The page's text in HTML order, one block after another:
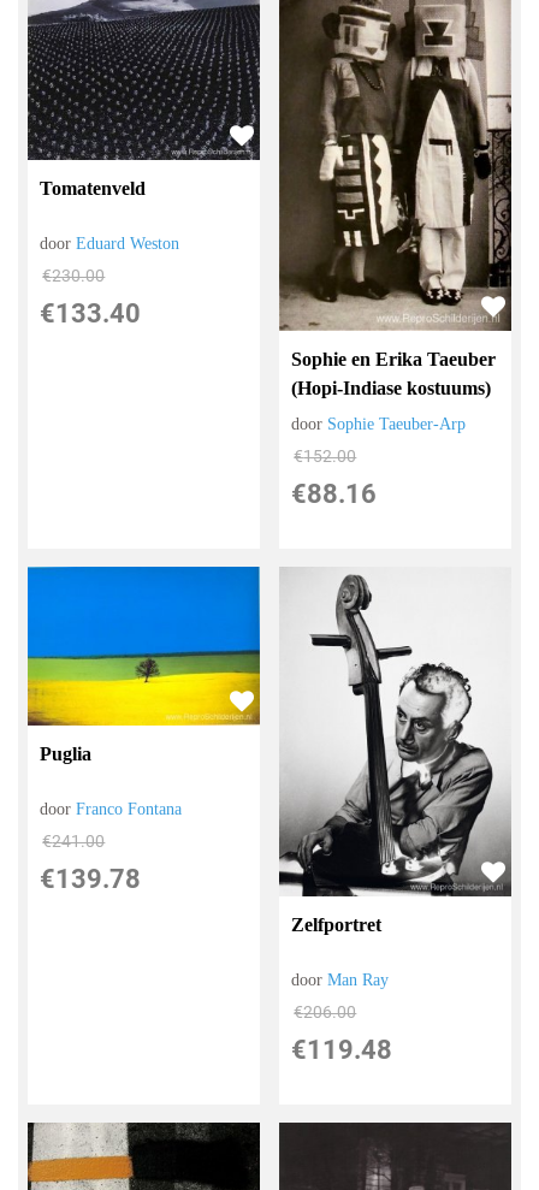
Tomatenveld
doorEduard Weston
€230.00
€133.40
Sophie en Erika Taeuber
(Hopi-Indiase kostuums)
door Sophie Taeuber-Arp
€152.00
€88.16
Puglia
doorFranco Fontana
€241.00
€139.78
Zelfportret
doorMan Ray
€206.00
€119.48